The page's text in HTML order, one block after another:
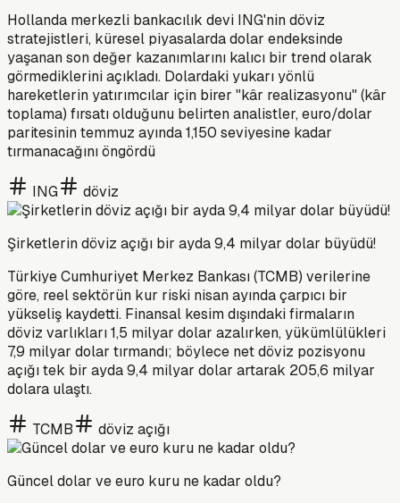
Hollanda merkezli bankacılık devi ING'nin döviz
stratejistleri, küresel piyasalarda dolar endeksinde
yaşanan son değer kazanımlarını kalıcı bir trend olarak
görmediklerini açıkladı. Dolardaki yukarı yönlü
hareketlerin yatırımcılar için birer "kâr realizasyonu" (kâr
toplama) fırsatı olduğunu belirten analistler, euro/dolar
paritesinin temmuz ayında 1,150 seviyesine kadar
tırmanacağını öngördü
ING döviz
Şirketlerin döviz açığı bir ayda 9,4 milyar dolar büyüdü!
Türkiye Cumhuriyet Merkez Bankası (TCMB) verilerine
göre, reel sektörün kur riski nisan ayında çarpıcı bir
yükseliş kaydetti. Finansal kesim dışındaki firmaların
döviz varlıkları 1,5 milyar dolar azalırken, yükümlülükleri
7,9 milyar dolar tırmandı; böylece net döviz pozisyonu
açığı tek bir ayda 9,4 milyar dolar artarak 205,6 milyar
dolara ulaştı.
TCMB döviz açığı
Güncel dolar ve euro kuru ne kadar oldu?